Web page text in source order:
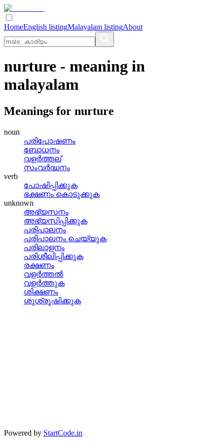
HomeEnglish listingMalayalam listingAbout
nurture - meaning in
malayalam
Meanings for nurture
noun
പരിപോഷണം
ബോധനം
വളര്‍ത്തല്
സംവര്‍ദ്ധനം
verb
പോഷിപ്പിക്കുക
ഭക്ഷണം കൊടുക്കുക
unknown
അഭ്യസനം
അഭ്യസിപ്പിക്കുക
പരിപാലനം
പരിപാലനം ചെയ്യുക
പരിലാളനം
പരിശീലിപ്പിക്കുക
രക്ഷണം
വളര്‍ത്തല്‍
വളര്‍ത്തുക
ശിക്ഷണം
ശുശ്രൂഷിക്കുക
Powered by StartCode.in